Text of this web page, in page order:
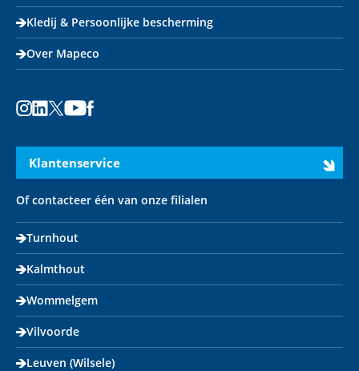
Kledij & Persoonlijke bescherming
Over Mapeco
Klantenservice
Of contacteer één van onze filialen
Turnhout
Kalmthout
Wommelgem
Vilvoorde
Leuven (Wilsele)